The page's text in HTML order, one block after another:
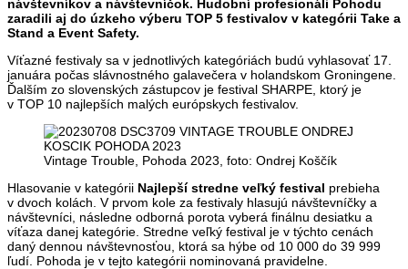
návštevníkov a návštevníčok. Hudobní profesionáli Pohodu
zaradili aj do úzkeho výberu TOP 5 festivalov v kategórii Take a
Stand a Event Safety.
Víťazné festivaly sa v jednotlivých kategóriách budú vyhlasovať 17.
januára počas slávnostného galavečera v holandskom Groningene.
Ďalším zo slovenských zástupcov je festival SHARPE, ktorý je
v TOP 10 najlepších malých európskych festivalov.
Vintage Trouble, Pohoda 2023, foto: Ondrej Koščík
Hlasovanie v kategórii Najlepší stredne veľký festival prebieha
v dvoch kolách. V prvom kole za festivaly hlasujú návštevníčky a
návštevníci, následne odborná porota vyberá finálnu desiatku a
víťaza danej kategórie. Stredne veľký festival je v týchto cenách
daný dennou návštevnosťou, ktorá sa hýbe od 10 000 do 39 999
ľudí. Pohoda je v tejto kategórii nominovaná pravidelne.